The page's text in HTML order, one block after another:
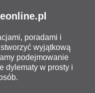
poradami i
wyjątkową
podejmowanie
dylematy w prosty i